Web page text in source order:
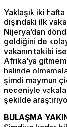
Yaklaşık iki
dışındaki ilk
Nijerya’dan
geldiğini de
vakanın takibi
Afrika’ya
halinde
şimdi maymun
nedeniyle
şekilde
BULAŞMA